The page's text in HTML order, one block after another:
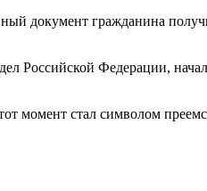
документ гражданина
Российской Федерации,
момент стал символом